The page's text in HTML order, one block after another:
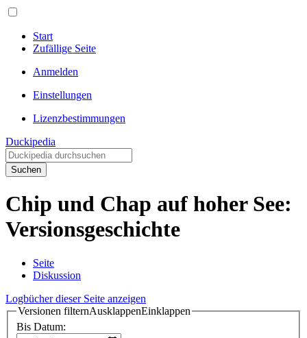
Start
Zufällige Seite
Anmelden
Einstellungen
Lizenzbestimmungen
Duckipedia
Suchen
Chip und Chap auf hoher See:
Versionsgeschichte
Seite
Diskussion
Logbücher dieser Seite anzeigen
Versionen filternAusklappenEinklappen
Bis Datum: